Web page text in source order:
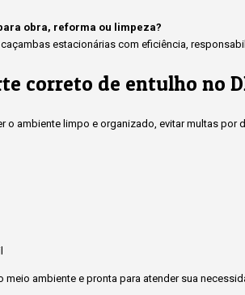
obra, reforma ou limpeza?
estacionárias com eficiência,
correto de entulho no
o ambiente limpo e organizado, evitar multas
ambiente e pronta para atender sua